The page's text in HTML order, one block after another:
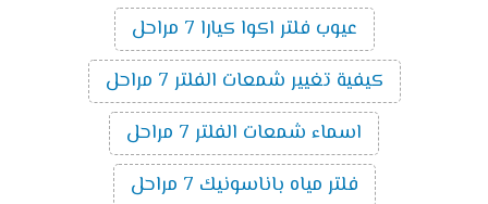
عيوب فلتر اكوا كيارا 7 مراحل
كيفية تغيير شمعات الفلتر 7 مراحل
اسماء شمعات الفلتر 7 مراحل
فلتر مياه باناسونيك 7 مراحل